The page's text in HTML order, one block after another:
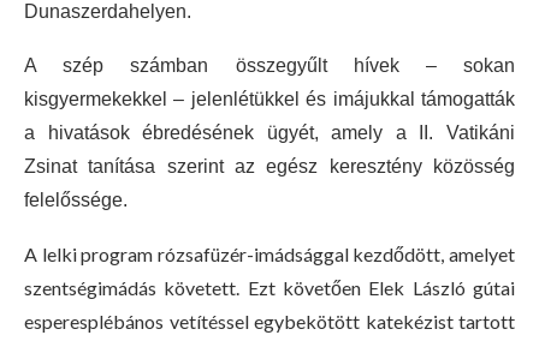
Dunaszerdahelyen.
A szép számban összegyűlt hívek – sokan
kisgyermekekkel – jelenlétükkel és imájukkal támogatták
a hivatások ébredésének ügyét, amely a II. Vatikáni
Zsinat tanítása szerint az egész keresztény közösség
felelőssége.
A lelki program rózsafüzér-imádsággal kezdődött, amelyet
szentségimádás követett. Ezt követően Elek László gútai
esperesplébános vetítéssel egybekötött katekézist tartott